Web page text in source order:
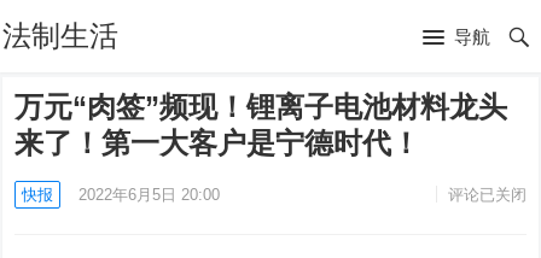
法制生活 导航
万元“肉签”频现！锂离子电池材料龙头
来了！第一大客户是宁德时代！
快报 2022年6月5日 20:00 评论已关闭